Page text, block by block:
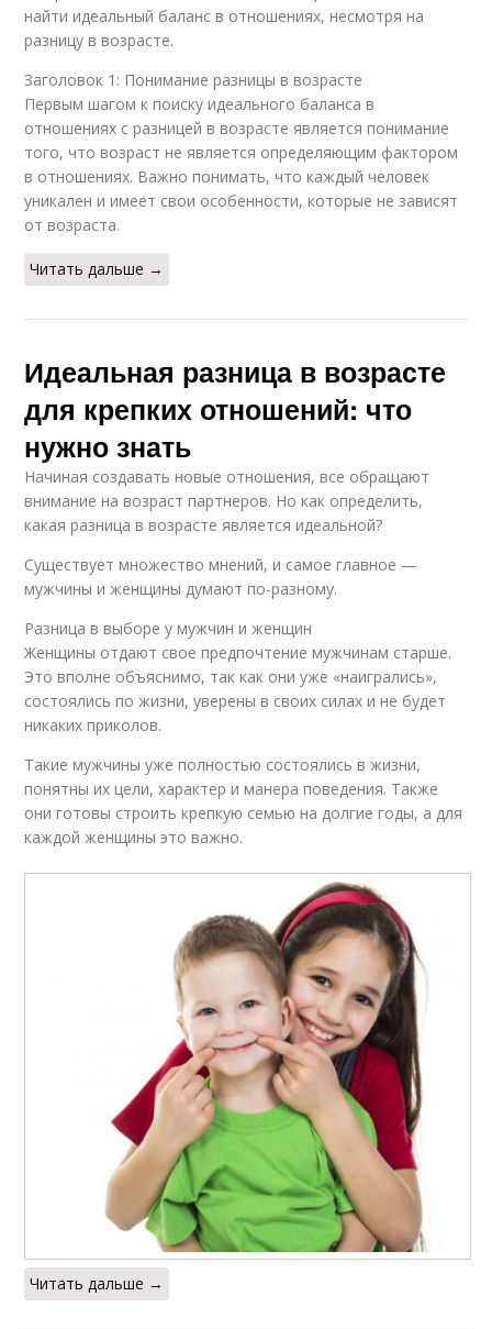
найти идеальный баланс в отношениях, несмотря на
разницу в возрасте.
Заголовок 1: Понимание разницы в возрасте
Первым шагом к поиску идеального баланса в
отношениях с разницей в возрасте является понимание
того, что возраст не является определяющим фактором
в отношениях. Важно понимать, что каждый человек
уникален и имеет свои особенности, которые не зависят
от возраста.
Читать дальше →
Идеальная разница в возрасте
для крепких отношений: что
нужно знать
Начиная создавать новые отношения, все обращают
внимание на возраст партнеров. Но как определить,
какая разница в возрасте является идеальной?
Существует множество мнений, и самое главное —
мужчины и женщины думают по-разному.
Разница в выборе у мужчин и женщин
Женщины отдают свое предпочтение мужчинам старше.
Это вполне объяснимо, так как они уже «наигрались»,
состоялись по жизни, уверены в своих силах и не будет
никаких приколов.
Такие мужчины уже полностью состоялись в жизни,
понятны их цели, характер и манера поведения. Также
они готовы строить крепкую семью на долгие годы, а для
каждой женщины это важно.
Читать дальше →